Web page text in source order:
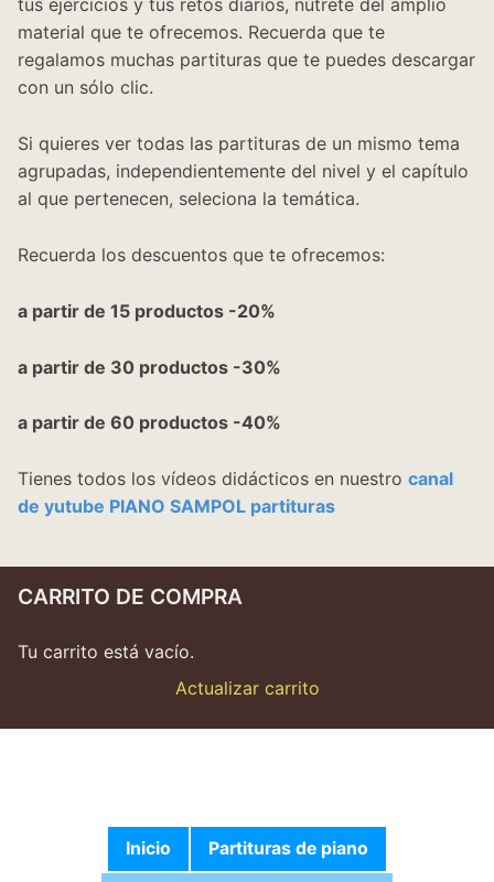
material que te ofrecemos. Recuerda que te
regalamos muchas partituras que te puedes descargar
con un sólo clic.
Si quieres ver todas las partituras de un mismo tema
agrupadas, independientemente del nivel y el capítulo
al que pertenecen, seleciona la temática.
Recuerda los descuentos que te ofrecemos:
a partir de 15 productos -20%
a partir de 30 productos -30%
a partir de 60 productos -40%
Tienes todos los vídeos didácticos en nuestro canal
de yutube PIANO SAMPOL partituras
CARRITO DE COMPRA
Tu carrito está vacío.
Actualizar carrito
Inicio Partituras de piano